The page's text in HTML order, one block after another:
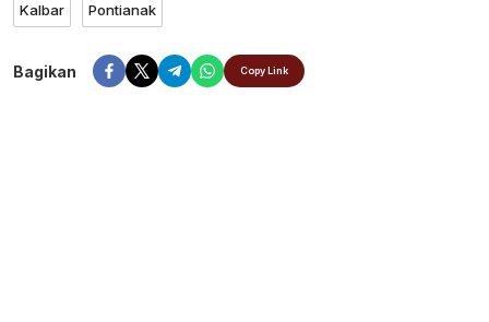
Kalbar Pontianak
Bagikan Copy Link